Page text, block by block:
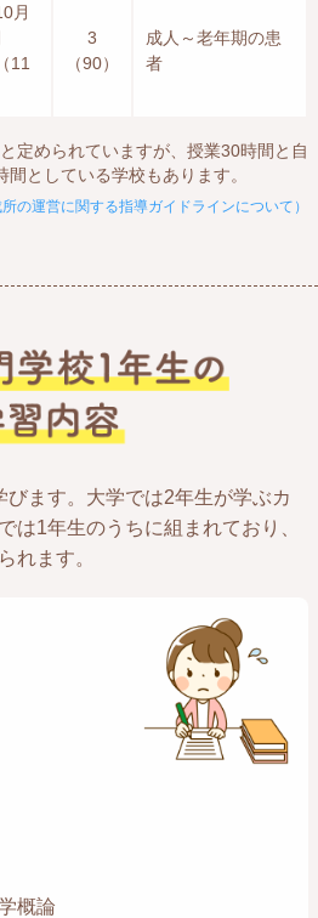
月
11
3
（90）
成人～老年期の患
者
定められていますが、授業30時間と自
としている学校もあります。
の運営に関する指導ガイドラインについて）
ます。大学では2年生が学ぶカ
は1年生のうちに組まれており、
れます。
概論